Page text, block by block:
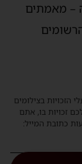
– מאמתים
הזכויות בצילומים
זכויות בו, אתם
כתובת המייל: